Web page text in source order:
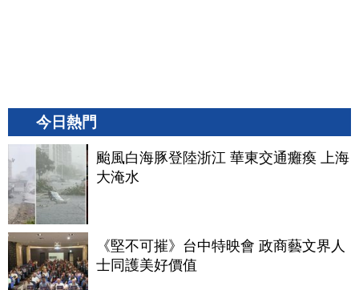
今日熱門
颱風白海豚登陸浙江 華東交通癱瘓 上海
大淹水
《堅不可摧》台中特映會 政商藝文界人
士同護美好價值